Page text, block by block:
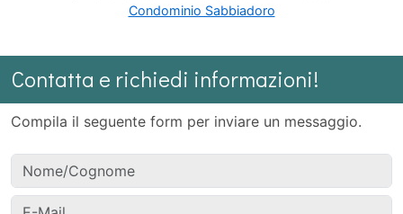
Condominio Sabbiadoro
Contatta e richiedi informazioni!
Compila il seguente form per inviare un messaggio.